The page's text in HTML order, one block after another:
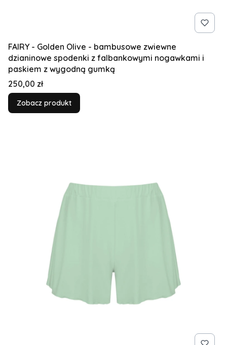
FAIRY - Golden Olive - bambusowe zwiewne
dzianinowe spodenki z falbankowymi nogawkami i
paskiem z wygodną gumką
Cena
250,00 zł
Zobacz produkt